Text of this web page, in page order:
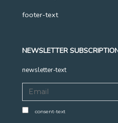
footer-text
NEWSLETTER
newsletter-text
consent-text